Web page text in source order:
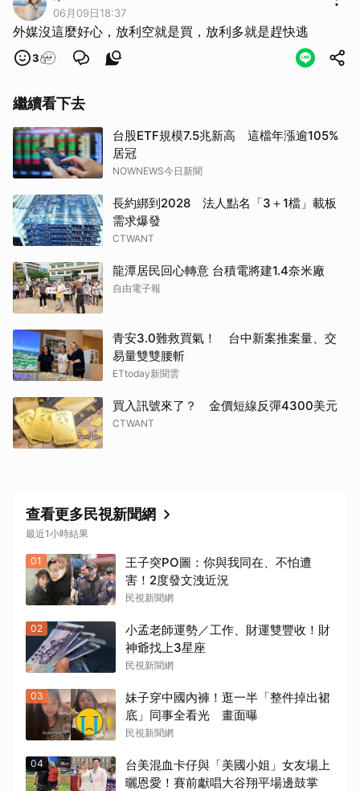
06月09日18:37
外媒沒這麼好心，放利空就是買，放利多就是趕快逃
3
繼續看下去
台股ETF規模7.5兆新高 這檔年漲逾105%
居冠
NOWNEWS今日新聞
長約綁到2028 法人點名「3＋1檔」載板
需求爆發
CTWANT
龍潭居民回心轉意 台積電將建1.4奈米廠
自由電子報
青安3.0難救買氣！ 台中新案推案量、交
易量雙雙腰斬
ETtoday新聞雲
買入訊號來了？ 金價短線反彈4300美元
CTWANT
查看更多民視新聞網
最近1小時結果
01
王子突PO圖：你與我同在、不怕遭
害！2度發文洩近況
民視新聞網
02
小孟老師運勢／工作、財運雙豐收！財
神爺找上3星座
民視新聞網
03
妹子穿中國內褲！逛一半「整件掉出裙
底」同事全看光 畫面曝
民視新聞網
04
台美混血卡仔與「美國小姐」女友場上
曬恩愛！賽前獻唱大谷翔平場邊鼓掌